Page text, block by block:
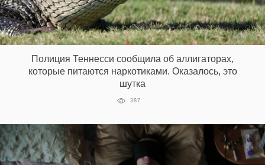
Полиция Теннесси сообщила об аллигаторах,
которые питаются наркотиками. Оказалось, это
шутка
387